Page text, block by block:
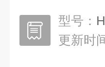
型号：
更新时